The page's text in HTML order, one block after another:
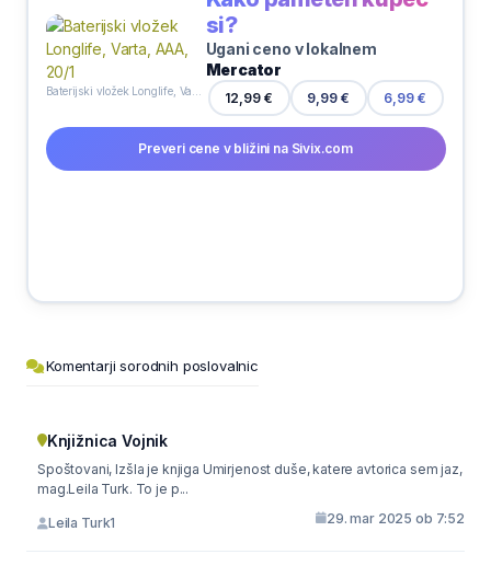
si?
Ugani ceno v lokalnem
Mercator
12,99 € 9,99 € 6,99 €
Preveri cene v bližini na Sivix.com
Komentarji sorodnih poslovalnic
Knjižnica Vojnik
Spoštovani, Izšla je knjiga Umirjenost duše, katere avtorica sem jaz,
mag.Leila Turk. To je p...
Leila Turk1 29. mar 2025 ob 7:52